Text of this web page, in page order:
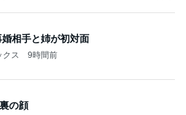
相手と姉が初対面
ス 9時間前
の顔